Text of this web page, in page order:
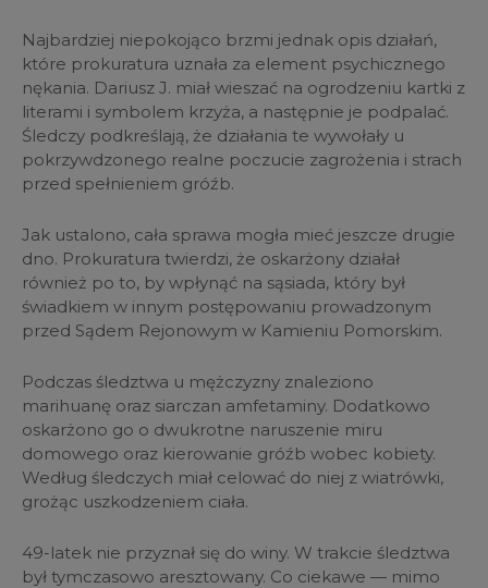
Najbardziej niepokojąco brzmi jednak opis działań,
które prokuratura uznała za element psychicznego
nękania. Dariusz J. miał wieszać na ogrodzeniu kartki z
literami i symbolem krzyża, a następnie je podpalać.
Śledczy podkreślają, że działania te wywołały u
pokrzywdzonego realne poczucie zagrożenia i strach
przed spełnieniem gróźb.
Jak ustalono, cała sprawa mogła mieć jeszcze drugie
dno. Prokuratura twierdzi, że oskarżony działał
również po to, by wpłynąć na sąsiada, który był
świadkiem w innym postępowaniu prowadzonym
przed Sądem Rejonowym w Kamieniu Pomorskim.
Podczas śledztwa u mężczyzny znaleziono
marihuanę oraz siarczan amfetaminy. Dodatkowo
oskarżono go o dwukrotne naruszenie miru
domowego oraz kierowanie gróźb wobec kobiety.
Według śledczych miał celować do niej z wiatrówki,
grożąc uszkodzeniem ciała.
49-latek nie przyznał się do winy. W trakcie śledztwa
był tymczasowo aresztowany. Co ciekawe — mimo